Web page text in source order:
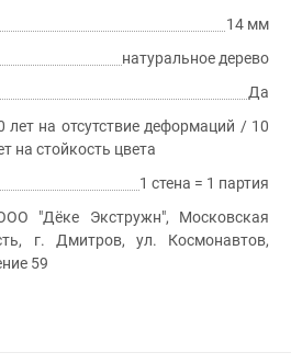
14 мм
натуральное дерево
Да
лет на отсутствие деформаций / 10
на стойкость цвета
1 стена = 1 партия
"Дёке Экстружн", Московская
г. Дмитров, ул. Космонавтов,
59